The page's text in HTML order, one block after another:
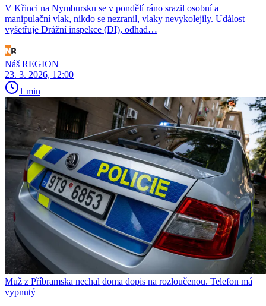
V Křinci na Nymbursku se v pondělí ráno srazil osobní a
manipulační vlak, nikdo se nezranil, vlaky nevykolejily. Událost
vyšetřuje Drážní inspekce (DI), odhad…
Náš REGION
23. 3. 2026, 12:00
1 min
Muž z Příbramska nechal doma dopis na rozloučenou. Telefon má
vypnutý